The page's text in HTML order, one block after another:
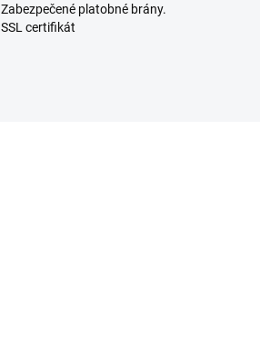
Zabezpečené platobné brány.
SSL certifikát